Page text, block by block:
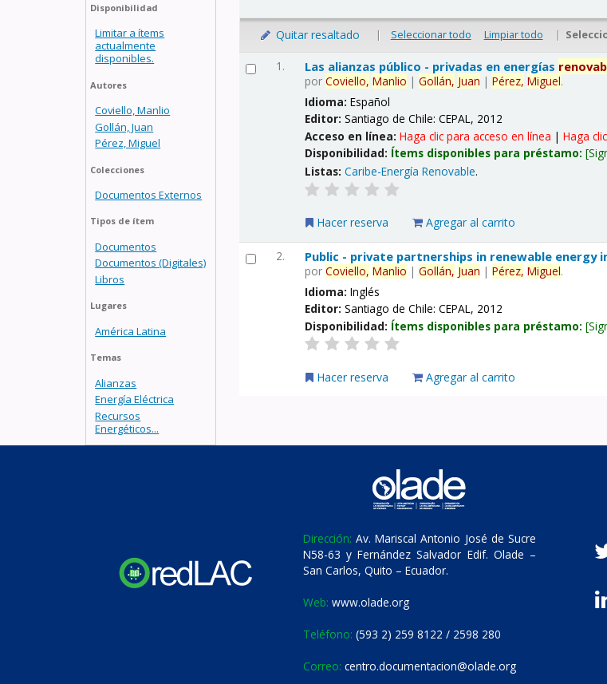
Disponibilidad
Limitar a ítems
actualmente
disponibles.
Autores
Coviello, Manlio
Gollán, Juan
Pérez, Miguel
Colecciones
Documentos Externos
Tipos de ítem
Documentos
Documentos (Digitales)
Libros
Lugares
América Latina
Temas
Alianzas
Energía Eléctrica
Recursos
Energéticos...
Quitar resaltado | Seleccionar todo Limpiar todo |
1. Las alianzas público - privadas en energías
porCoviello, Manlio |Gollán, Juan |Pérez, Miguel.
Idioma:Español
Editor:Santiago de Chile: CEPAL, 2012
Acceso en línea:Haga clic para acceso en línea |Haga
Disponibilidad: Ítems disponibles para préstamo:
Listas: Caribe-Energía Renovable.
Hacer reserva Agregar al carrito
2. Public - private partnerships in renewable energy
porCoviello, Manlio |Gollán, Juan |Pérez, Miguel.
Idioma:Inglés
Editor:Santiago de Chile: CEPAL, 2012
Disponibilidad: Ítems disponibles para préstamo:
Hacer reserva Agregar al carrito
Dirección: Av. Mariscal Antonio José de Sucre
N58-63 y Fernández Salvador Edif. Olade –
San Carlos, Quito – Ecuador.
Web: www.olade.org
Teléfono: (593 2) 259 8122 / 2598 280
Correo: centro.documentacion@olade.org